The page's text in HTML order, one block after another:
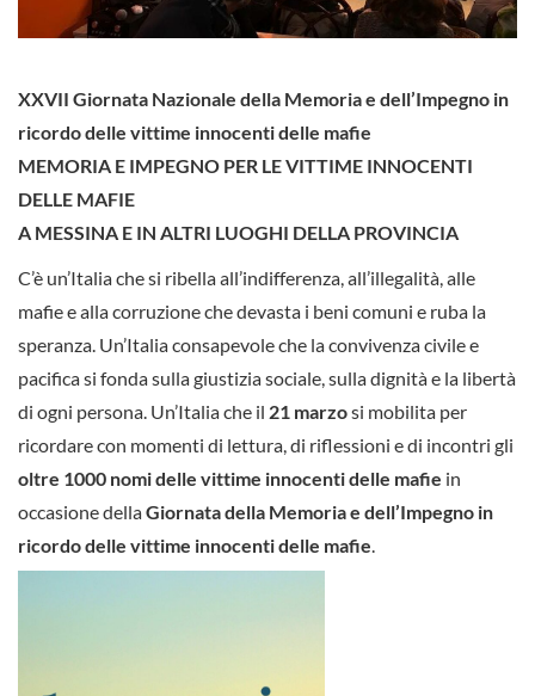
XXVII Giornata Nazionale della Memoria e dell’Impegno in
ricordo delle vittime innocenti delle mafie
MEMORIA E IMPEGNO PER LE VITTIME INNOCENTI
DELLE MAFIE
A MESSINA E IN ALTRI LUOGHI DELLA PROVINCIA
C’è un’Italia che si ribella all’indifferenza, all’illegalità, alle
mafie e alla corruzione che devasta i beni comuni e ruba la
speranza. Un’Italia consapevole che la convivenza civile e
pacifica si fonda sulla giustizia sociale, sulla dignità e la libertà
di ogni persona. Un’Italia che il 21 marzosi mobilita per
ricordare con momenti di lettura, di riflessioni e di incontri gli
oltre 1000 nomi delle vittime innocenti delle mafie in
occasione dellaGiornata della Memoria e dell’Impegno in
ricordo delle vittime innocenti delle mafie.